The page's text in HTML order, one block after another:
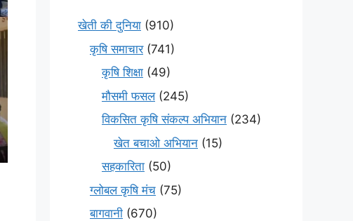
खेती की दुनिया (910)
कृषि समाचार(741)
कृषि शिक्षा (49)
मौसमी फसल(245)
विकसित कृषि संकल्प अभियान (234)
खेत बचाओ अभियान (15)
सहकारिता (50)
ग्लोबल कृषि मंच (75)
बागवानी (670)